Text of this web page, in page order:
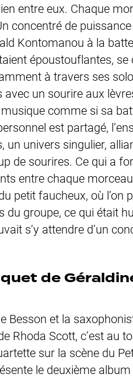
entre eux. Chaque
concentré de
Kontomanou à la
époustouflantes,
à travers ses
un sourire aux
comme si sa
est partagé,
un univers singulier,
de sourires. Ce qui a
entre chaque
petit faucheux, où l’on
du groupe, ce qui était
s’y attendre d’un
de
Besson et la
Rhoda Scott, c’est au
sur la scène du
le deuxième